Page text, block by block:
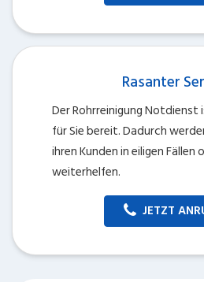
Rasanter
Der Rohrreinigung
für Sie bereit. Dadurch
ihren Kunden in eiligen Fällen
weiterhelfen.
JETZT